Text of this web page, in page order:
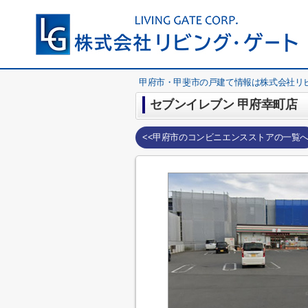
甲府市・甲斐市の戸建て情報は株式会社リ
セブンイレブン 甲府幸町店
<<甲府市のコンビニエンスストアの一覧